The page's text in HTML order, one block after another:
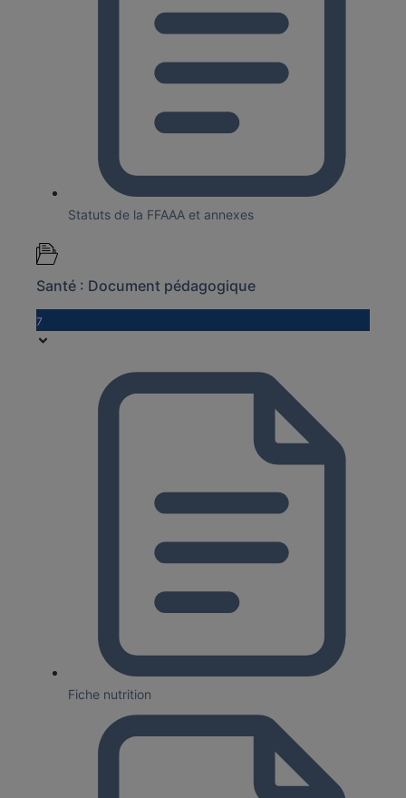
Statuts de la FFAAA et annexes
Santé : Document pédagogique
7
Fiche nutrition